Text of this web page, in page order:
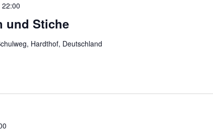
und Stiche
22:00
Hardthof, Deutschland